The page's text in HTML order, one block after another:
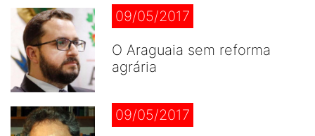
09/05/2017
O Araguaia sem reforma
agrária
09/05/2017